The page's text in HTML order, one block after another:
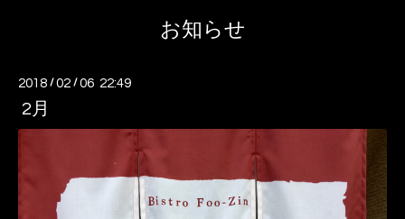
お知らせ
2018 /02 /06 22:49
2月